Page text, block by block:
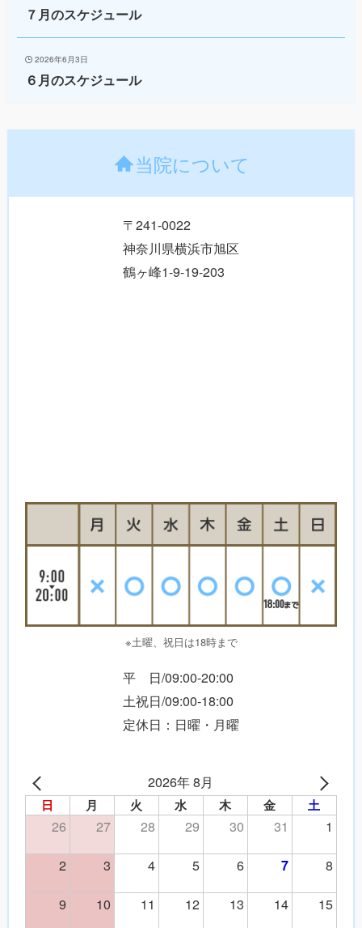
７月のスケジュール
2026年6月3日
６月のスケジュール
当院について
〒241-0022
神奈川県横浜市旭区
鶴ヶ峰1-9-19-203
※土曜、祝日は18時まで
平 日/09:00-20:00
土祝日/09:00-18:00
定休日：日曜・月曜
2026年 8月
日 月 火 水 木 金 土
26 27 28 29 30 31
1
2
3 4 5 6 7
8
9
10 11 12 13 14 15